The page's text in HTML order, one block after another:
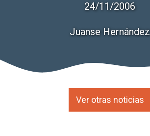
24/11/2006
Juanse Hernández
Ver otras noticias